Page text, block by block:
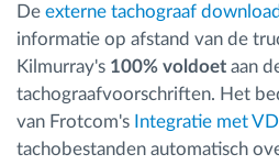
De externe tachograaf download
informatie op afstand van de
Kilmurray's 100% voldoet aan
tachograafvoorschriften. Het
van Frotcom's Integratie met
tachobestanden automatisch